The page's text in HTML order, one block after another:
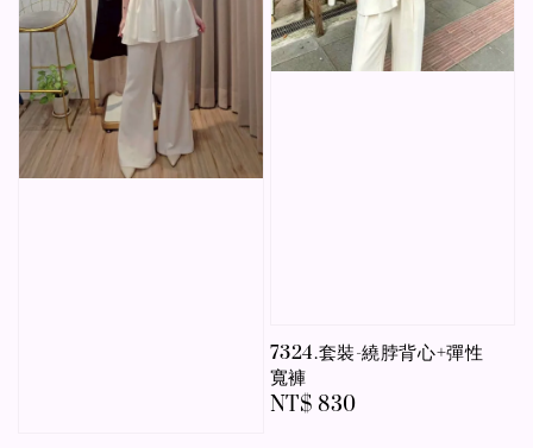
7324.套裝-繞脖背心+彈性
寬褲
Regular
NT$ 830